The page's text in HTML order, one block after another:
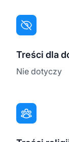
Treści dla
Nie dotyczy